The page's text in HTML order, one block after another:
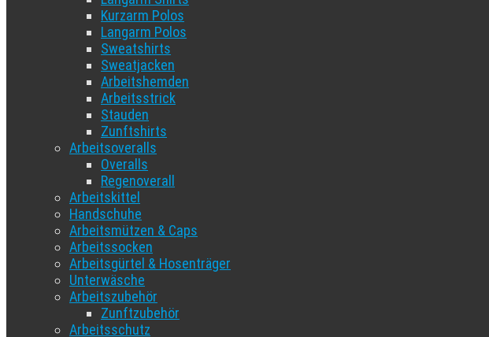
Kurzarm Polos
Langarm Polos
Sweatshirts
Sweatjacken
Arbeitshemden
Arbeitsstrick
Stauden
Zunftshirts
Arbeitsoveralls
Overalls
Regenoverall
Arbeitskittel
Handschuhe
Arbeitsmützen & Caps
Arbeitssocken
Arbeitsgürtel & Hosenträger
Unterwäsche
Arbeitszubehör
Zunftzubehör
Arbeitsschutz